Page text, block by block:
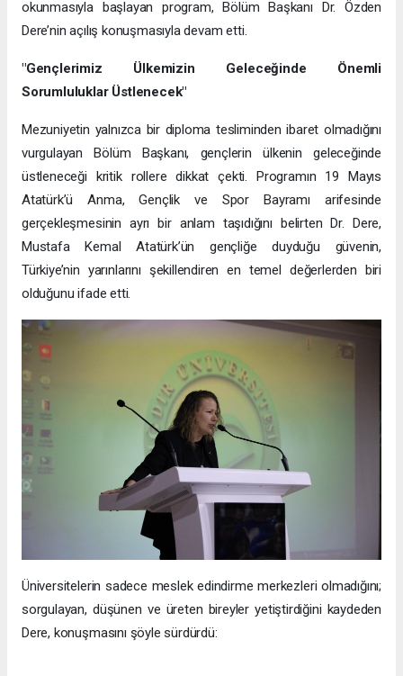
okunmasıyla başlayan program, Bölüm Başkanı Dr. Özden
Dere’nin açılış konuşmasıyla devam etti.
"Gençlerimiz Ülkemizin Geleceğinde Önemli
Sorumluluklar Üstlenecek"
Mezuniyetin yalnızca bir diploma tesliminden ibaret olmadığını
vurgulayan Bölüm Başkanı, gençlerin ülkenin geleceğinde
üstleneceği kritik rollere dikkat çekti. Programın 19 Mayıs
Atatürk’ü Anma, Gençlik ve Spor Bayramı arifesinde
gerçekleşmesinin ayrı bir anlam taşıdığını belirten Dr. Dere,
Mustafa Kemal Atatürk’ün gençliğe duyduğu güvenin,
Türkiye’nin yarınlarını şekillendiren en temel değerlerden biri
olduğunu ifade etti.
Üniversitelerin sadece meslek edindirme merkezleri olmadığını;
sorgulayan, düşünen ve üreten bireyler yetiştirdiğini kaydeden
Dere, konuşmasını şöyle sürdürdü: